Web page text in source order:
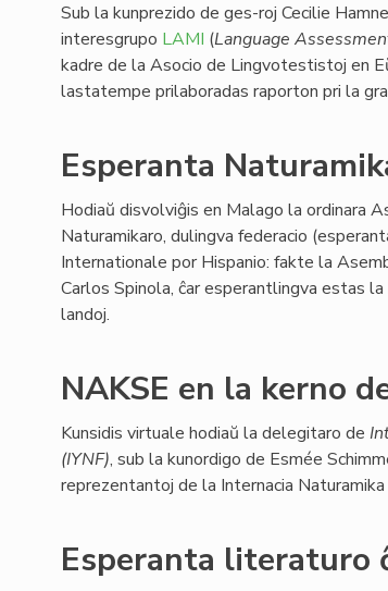
Sub la kunprezido de ges-roj Cecilie
interesgrupo LAMI (Language
kadre de la Asocio de Lingvotestistoj en
lastatempe prilaboradas raporton pri la
Esperanta
Hodiaŭ disvolviĝis en Malago la ordinara
Naturamikaro, dulingva federacio
Internationale por Hispanio: fakte la
Carlos Spinola, ĉar esperantlingva estas
landoj.
NAKSE en la kerno
Kunsidis virtuale hodiaŭ la delegitaro de
(IYNF), sub la kunordigo de Esmée
reprezentantoj de la Internacia
Esperanta literaturo